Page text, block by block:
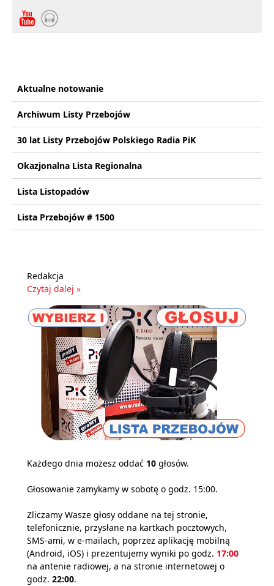
Aktualne notowanie
Archiwum Listy Przebojów
30 lat Listy Przebojów Polskiego Radia PiK
Okazjonalna Lista Regionalna
Lista Listopadów
Lista Przebojów # 1500
Redakcja
Czytaj dalej »
Każdego dnia możesz oddać 10 głosów.
Głosowanie zamykamy w sobotę o godz. 15:00.
Zliczamy Wasze głosy oddane na tej stronie,
telefonicznie, przysłane na kartkach pocztowych,
SMS-ami, w e-mailach, poprzez aplikację mobilną
(Android, iOS) i prezentujemy wyniki po godz. 17:00
na antenie radiowej, a na stronie internetowej o
godz. 22:00.